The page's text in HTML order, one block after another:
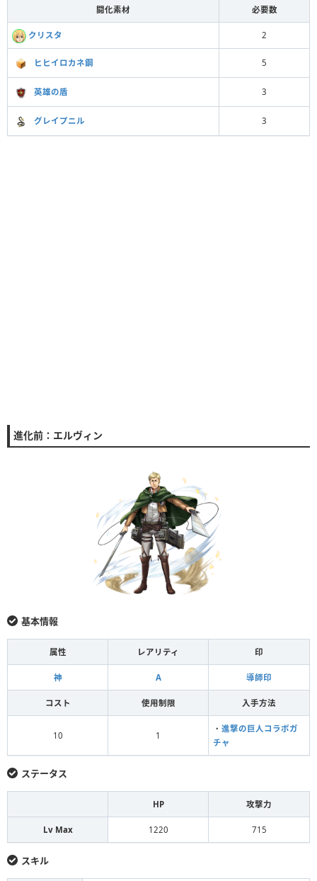
闘化素材 必要数
クリスタ 2
ヒヒイロカネ鋼 5
英雄の盾 3
グレイプニル 3
進化前：エルヴィン
基本情報
属性 レアリティ 印
神 A 導師印
コスト 使用制限 入手方法
10 1
・ 進撃の巨人コラボガ
チャ
ステータス
HP 攻撃力
Lv Max 1220 715
スキル